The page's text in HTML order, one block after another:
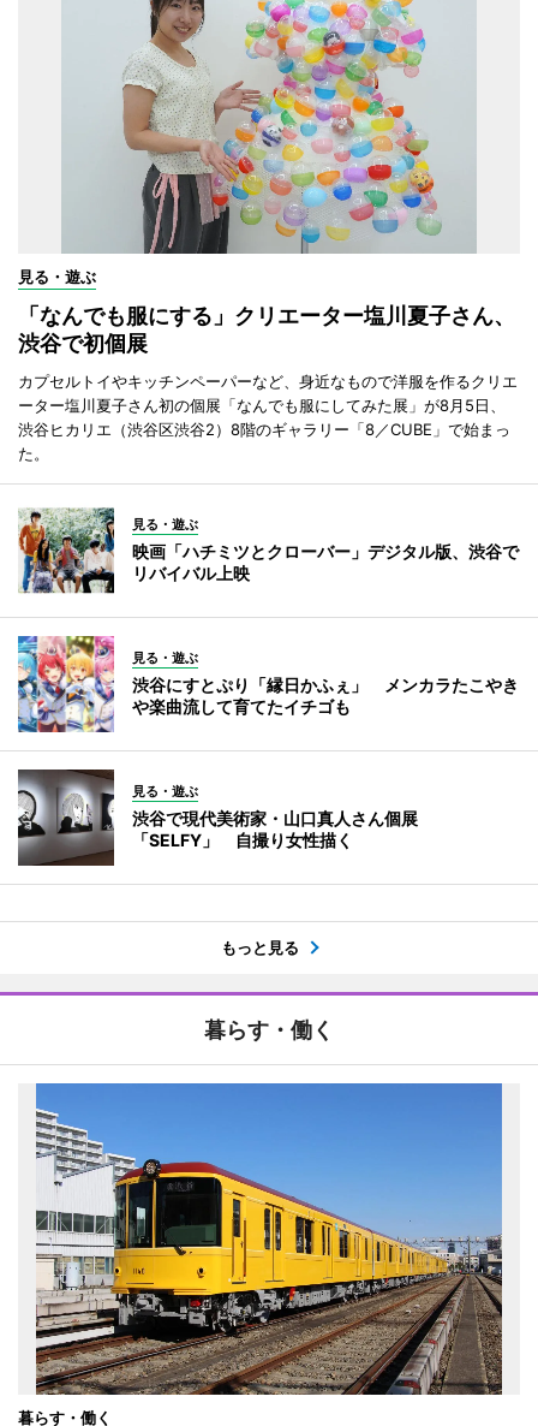
見る・遊ぶ
「なんでも服にする」クリエーター塩川夏子さん、
渋谷で初個展
カプセルトイやキッチンペーパーなど、身近なもので洋服を作るクリエ
ーター塩川夏子さん初の個展「なんでも服にしてみた展」が8月5日、
渋谷ヒカリエ（渋谷区渋谷2）8階のギャラリー「8／CUBE」で始まっ
た。
見る・遊ぶ
映画「ハチミツとクローバー」デジタル版、渋谷で
リバイバル上映
見る・遊ぶ
渋谷にすとぷり「縁日かふぇ」 メンカラたこやき
や楽曲流して育てたイチゴも
見る・遊ぶ
渋谷で現代美術家・山口真人さん個展
「SELFY」 自撮り女性描く
もっと見る
暮らす・働く
暮らす・働く